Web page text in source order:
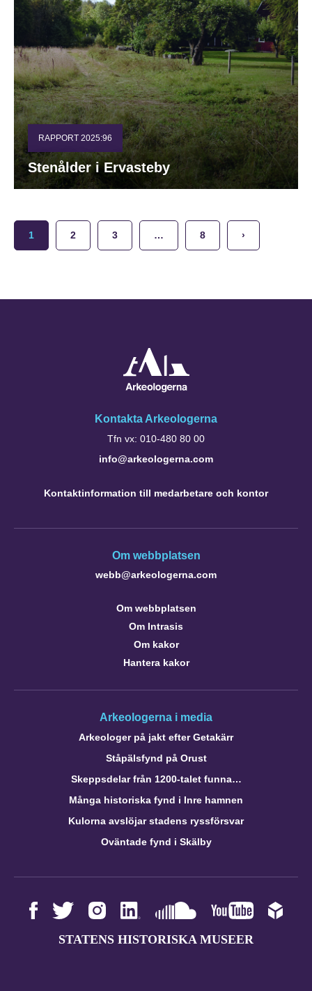
RAPPORT 2025:96
Stenålder i Ervasteby
1 2 3 … 8 ›
Kontakta Arkeologerna
Tfn vx: 010-480 80 00
info@arkeologerna.com
Kontaktinformation till medarbetare och kontor
Om webbplatsen
webb@arkeologerna.com
Om webbplatsen
Om Intrasis
Om kakor
Hantera kakor
Arkeologerna i media
Arkeologer på jakt efter Getakärr
Ståpälsfynd på Orust
Skeppsdelar från 1200-talet funna…
Många historiska fynd i Inre hamnen
Kulorna avslöjar stadens ryssförsvar
Oväntade fynd i Skälby
STATENS HISTORISKA MUSEER